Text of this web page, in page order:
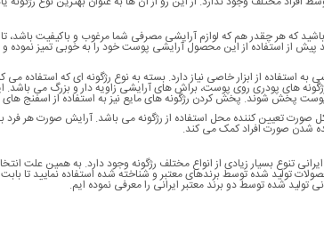
که هر چقدر هم که لوازم آرایشی مصرفی شما مرغوب و باکیفیت باشد،
پیش از استفاده از این محصول آرایشی پوست خود را به خوبی تمیز نموده و
به استفاده از ابزار خاصی نیاز دارد. بسته به نوع رژگونه ای که استفاده می
های پودری روی پوست، براش های آرایشی زاویه دار و بزرگ می باشد.
پخش شوند. پخش کردن رژگونه های مایع نیز به استفاده از اسفنج
تعیین کننده محل استفاده از رژگونه می باشد. آرایش صورت هر فرد
شدن صورت افراد کمک می کند.
تنوع بسیار زیادی از انواع مختلف رژگونه وجود دارد. به همین علت
تولید شده توسط برندهای معتبر و شناخته شده استفاده نمایید تا
تولید شده توسط دو برند معتبر ایرانی را معرفی نموده ایم.